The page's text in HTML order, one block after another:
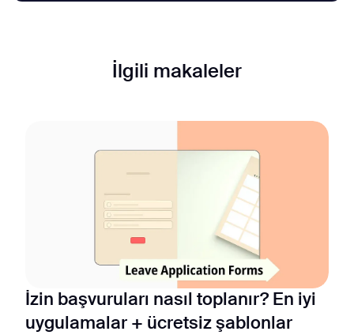
İlgili makaleler
İzin başvuruları nasıl toplanır? En iyi
uygulamalar + ücretsiz şablonlar